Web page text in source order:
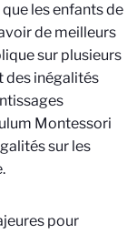
les enfants de
de meilleurs
sur plusieurs
des inégalités
Montessori
sur les
pour